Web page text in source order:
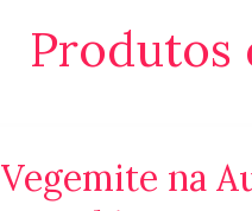
Produtos
Vegemite na
Vegemite